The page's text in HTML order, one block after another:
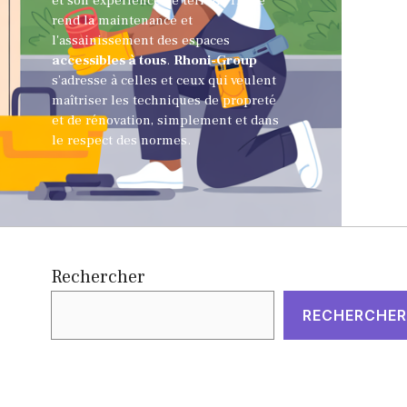
rend la maintenance et
l'assainissement des espaces
accessibles à tous. Rhoni-Group
s’adresse à celles et ceux qui veulent
maîtriser les techniques de propreté
et de rénovation, simplement et dans
le respect des normes.
Rechercher
RECHERCHER